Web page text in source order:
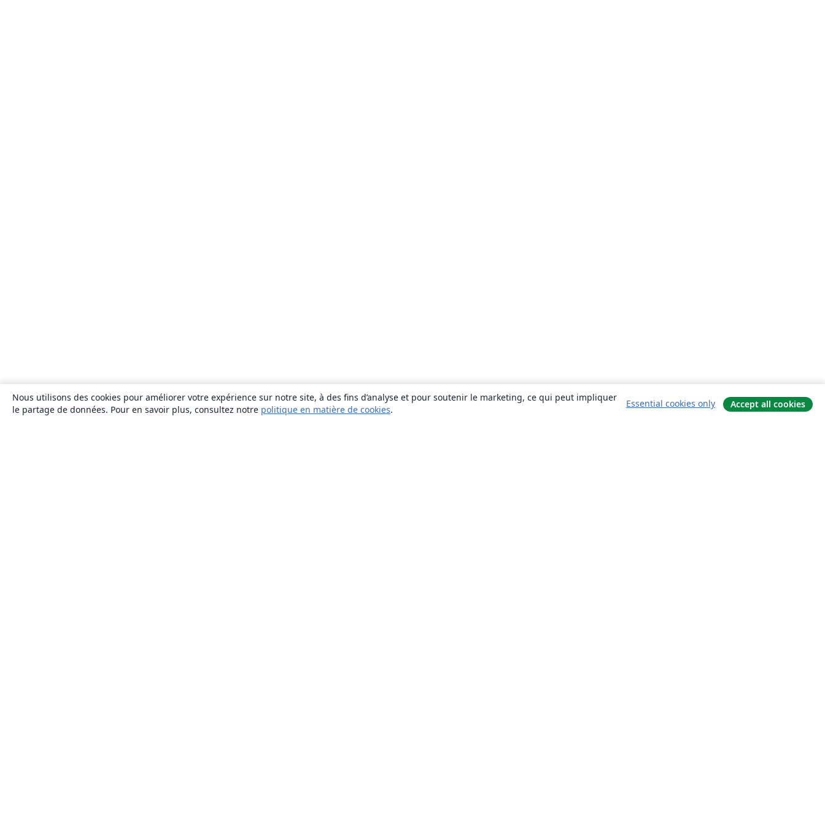
Nous utilisons des cookies pour améliorer votre expérience sur notre site, à des fins d’analyse et pour soutenir le marketing, ce qui peut impliquer
le partage de données. Pour en savoir plus, consultez notre politique en matière de cookies.
Essential cookies only Accept all cookies